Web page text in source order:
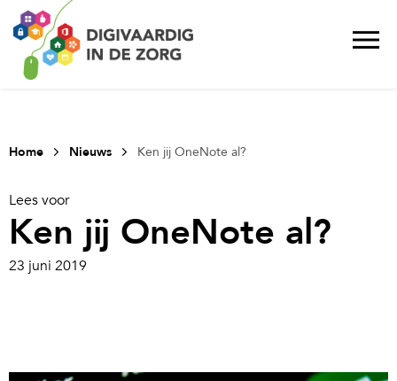
Home Nieuws Ken jij OneNote al?
Lees voor
Ken jij OneNote al?
23 juni 2019